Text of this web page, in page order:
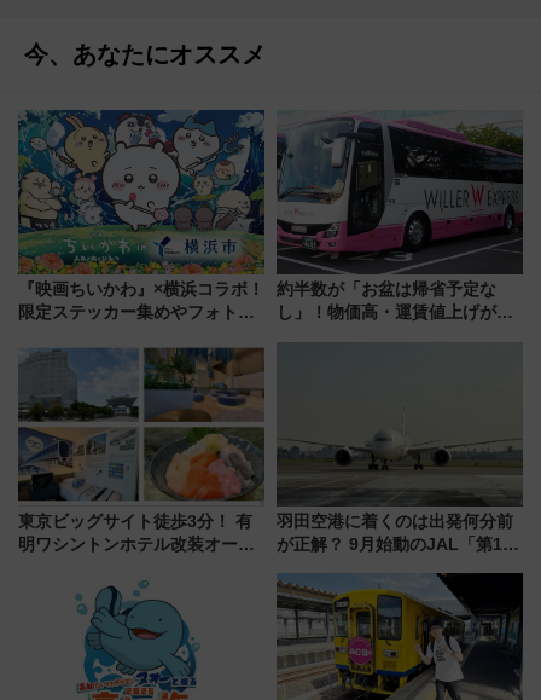
今、あなたにオススメ
『映画ちいかわ』×横浜コラボ！
限定ステッカー集めやフォトス
いを満喫しよう（花火鑑賞会応
募は7/12まで！）
約半数が「お盆は帰省予定な
し」！物価高・運賃値上げが財
東京ビッグサイト徒歩3分！ 有
明ワシントンホテル改装オープ
客室」や海鮮丼が人気の朝食ビ
ュッフェを現地レポ
羽田空港に着くのは出発何分前
が正解？ 9月始動のJAL「第1タ
歩1キロ超え！ 知っておきたい
変更点まとめ